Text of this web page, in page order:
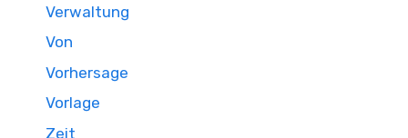
Verwaltung
Von
Vorhersage
Vorlage
Zeit